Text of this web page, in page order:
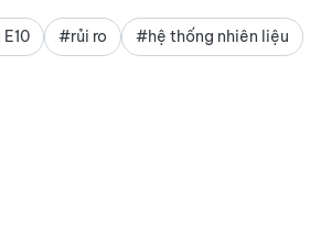
#rủi ro #hệ thống nhiên liệu